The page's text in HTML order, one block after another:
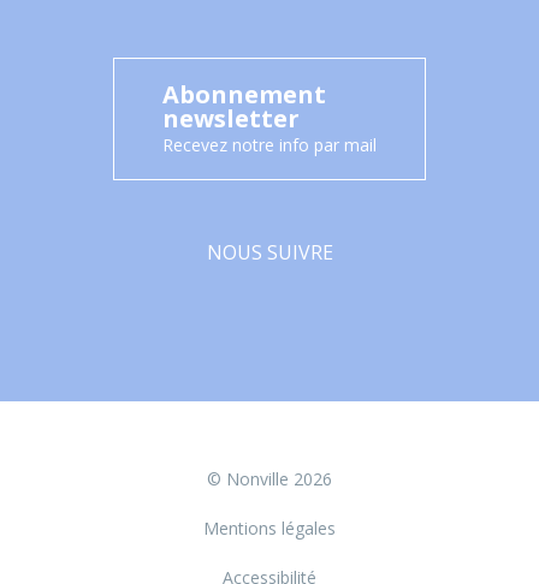
Abonnement
newsletter
Recevez notre info par mail
NOUS SUIVRE
© Nonville 2026
Mentions légales
Accessibilité